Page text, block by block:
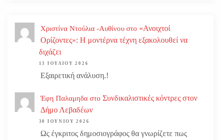
Χριστίνα Ντούλια -Αυθίνου στο «Ανοιχτοί
Ορίζοντες»: Η μοντέρνα τέχνη εξακολουθεί να
διχάζει
13 ΙΟΥΛΊΟΥ 2026
Εξαιρετική ανάλυση.!
Έφη Παλαμηδα στο Συνδικαλιστικές κόντρες στον
Δήμο Λεβαδέων
30 ΙΟΥΝΊΟΥ 2026
Ως έγκριτος δημοσιογράφος θα γνωρίζετε πως